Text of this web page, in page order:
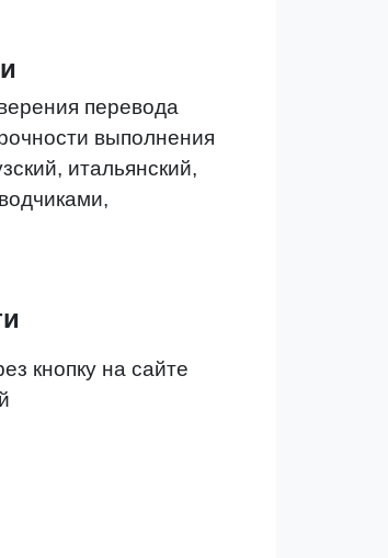
перевода
выполнения
итальянский,
кнопку на сайте